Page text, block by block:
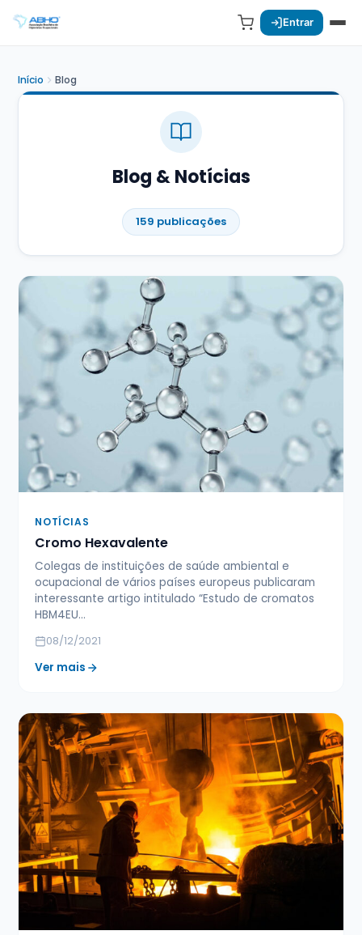
Entrar
Início Blog
Blog & Notícias
159 publicações
NOTÍCIAS
Cromo Hexavalente
Colegas de instituições de saúde ambiental e
ocupacional de vários países europeus publicaram
interessante artigo intitulado “Estudo de cromatos
HBM4EU…
08/12/2021
Ver mais